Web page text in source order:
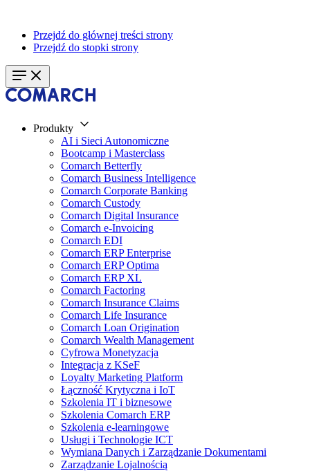
Przejdź do głównej treści strony
Przejdź do stopki strony
Produkty
AI i Sieci Autonomiczne
Bootcamp i Masterclass
Comarch Betterfly
Comarch Business Intelligence
Comarch Corporate Banking
Comarch Custody
Comarch Digital Insurance
Comarch e-Invoicing
Comarch EDI
Comarch ERP Enterprise
Comarch ERP Optima
Comarch ERP XL
Comarch Factoring
Comarch Insurance Claims
Comarch Life Insurance
Comarch Loan Origination
Comarch Wealth Management
Cyfrowa Monetyzacja
Integracja z KSeF
Loyalty Marketing Platform
Łączność Krytyczna i IoT
Szkolenia IT i biznesowe
Szkolenia Comarch ERP
Szkolenia e-learningowe
Usługi i Technologie ICT
Wymiana Danych i Zarządzanie Dokumentami
Zarządzanie Lojalnością